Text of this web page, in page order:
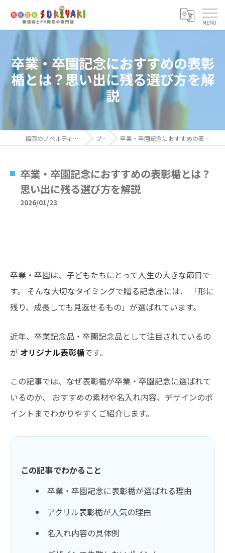
卒業・卒園記念におすすめの表彰
楯とは？思い出に残る選び方を解
説
福岡のノベルティなら看板百貨 SUKIYAKI ブログ 卒業・卒園記念におすすめの表彰楯とは？思い出に残る選び方を解説
卒業・卒園記念におすすめの表彰楯とは？
思い出に残る選び方を解説
2026/01/23
卒業・卒園は、子どもたちにとって人生の大きな節目で
す。 そんな大切なタイミングで贈る記念品には、 「形に
残り、成長しても見返せるもの」が選ばれています。
近年、卒業記念品・卒園記念品として注目されているの
が オリジナル表彰楯です。
この記事では、なぜ表彰楯が卒業・卒園記念に選ばれて
いるのか、 おすすめの素材や名入れ内容、デザインのポ
イントまでわかりやすくご紹介します。
この記事でわかること
卒業・卒園記念に表彰楯が選ばれる理由
アクリル表彰楯が人気の理由
名入れ内容の具体例